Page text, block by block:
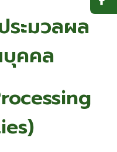
ระมวลผล
คคล